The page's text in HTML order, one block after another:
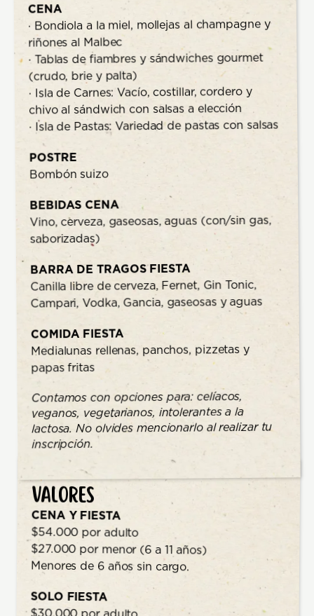
CENA
· Bondiola a la miel, mollejas al champagne y
riñones al Malbec
· Tablas de fiambres y sándwiches gourmet
(crudo, brie y palta)
· Isla de Carnes: Vacío, costillar, cordero y
chivo al sándwich con salsas a elección
· Isla de Pastas: Variedad de pastas con salsas
POSTRE
Bombón suizo
BEBIDAS CENA
Vino, cerveza, gaseosas, aguas (con/sin gas,
saborizadas)
BARRA DE TRAGOS FIESTA
Canilla libre de cerveza, Fernet, Gin Tonic,
Campari, Vodka, Gancia, gaseosas y aguas
COMIDA FIESTA
Medialunas rellenas, panchos, pizzetas y
papas fritas
Contamos con opciones para: celíacos,
veganos, vegetarianos, intolerantes a la
lactosa. No olvides mencionarlo al realizar tu
inscripción.
Valores
CENA Y FIESTA
$54.000 por adulto
$27.000 por menor (6 a 11 años)
Menores de 6 años sin cargo.
SOLO FIESTA